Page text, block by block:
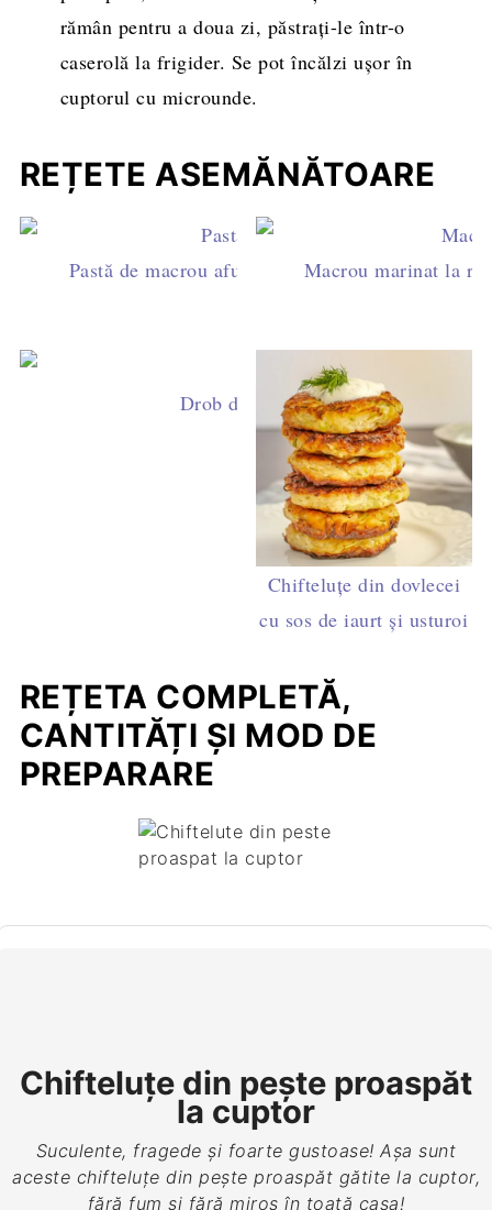
rămân pentru a doua zi, păstrați-le într-o
caserolă la frigider. Se pot încălzi ușor în
cuptorul cu microunde.
REȚETE ASEMĂNĂTOARE
Pastă de macrou afumat - pentru mic dejun și
Macrou marinat la
Drob de pește cu smântână
Chifteluțe din dovlecei
cu sos de iaurt și usturoi
REȚETA COMPLETĂ,
CANTITĂȚI ȘI MOD DE
PREPARARE
Chifteluțe din pește proaspăt
la cuptor
Suculente, fragede și foarte gustoase! Așa sunt
aceste chifteluțe din pește proaspăt gătite la cuptor,
fără fum și fără miros în toată casa!